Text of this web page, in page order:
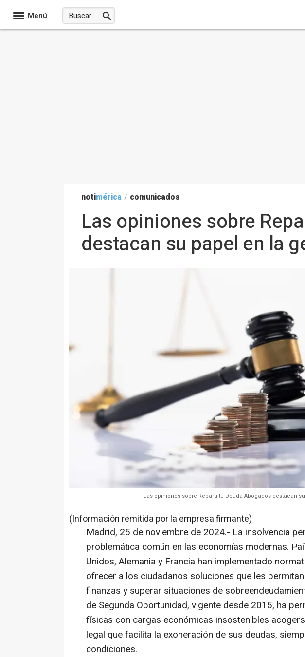
Menú
notimérica / comunicados
Las opiniones sobre
destacan su papel en la
Las opiniones sobre Repara tu Deuda Abogados destacan
(Información remitida por la empresa firmante)
Madrid, 25 de noviembre de 2024.- La insolvencia
problemática común en las economías modernas.
Unidos, Alemania y Francia han implementado
ofrecer a los ciudadanos soluciones que les
finanzas y superar situaciones de
de Segunda Oportunidad, vigente desde 2015, ha
físicas con cargas económicas insostenibles
legal que facilita la exoneración de sus deudas,
condiciones.